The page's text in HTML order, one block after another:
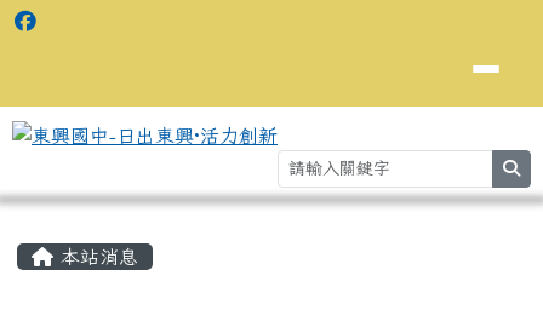
本站消息